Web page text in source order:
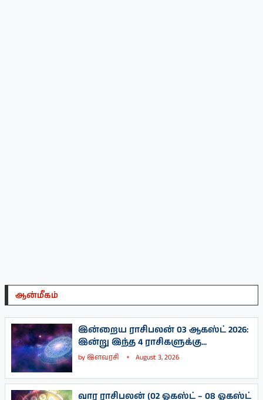
ஆன்மீகம்
இன்றைய ராசிபலன் 03 ஆகஸ்ட் 2026:
இன்று இந்த 4 ராசிகளுக்கு...
byஇளவரசி August 3, 2026
வார ராசிபலன் (02 ஓகஸ்ட் – 08 ஓகஸ்ட்